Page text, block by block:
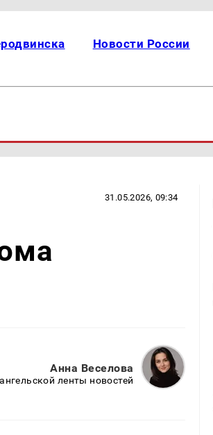
Новости России
31.05.2026, 09:34
Анна Веселова
ленты новостей